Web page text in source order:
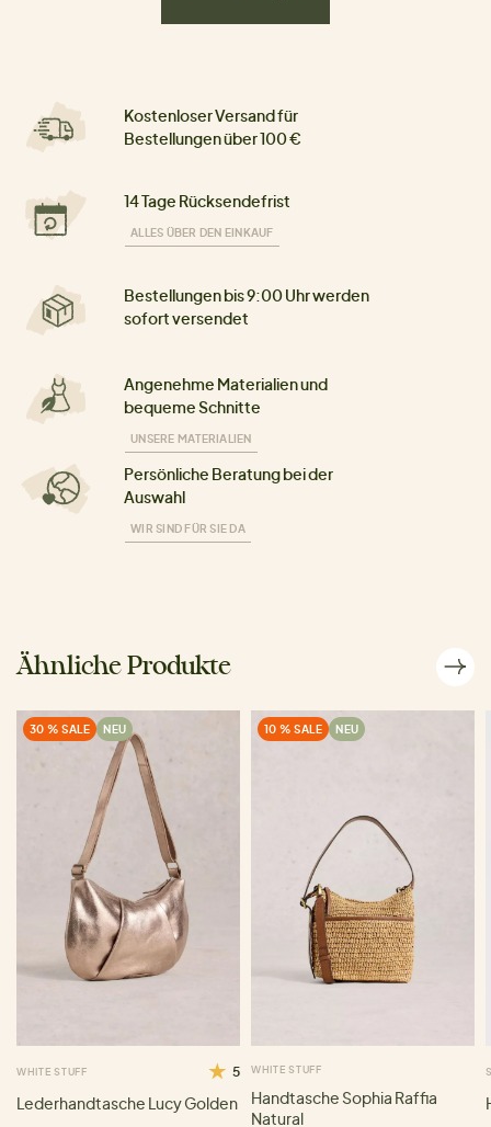
Kostenloser Versand für
Bestellungen über 100 €
14 Tage Rücksendefrist
ALLES ÜBER DEN EINKAUF
Bestellungen bis 9:00 Uhr werden
sofort versendet
Angenehme Materialien und
bequeme Schnitte
UNSERE MATERIALIEN
Persönliche Beratung bei der
Auswahl
WIR SIND FÜR SIE DA
Ähnliche Produkte
30 % SALE NEU
WHITE STUFF 5
Lederhandtasche Lucy Golden
10 % SALE NEU
WHITE STUFF
Handtasche Sophia Raffia
Natural